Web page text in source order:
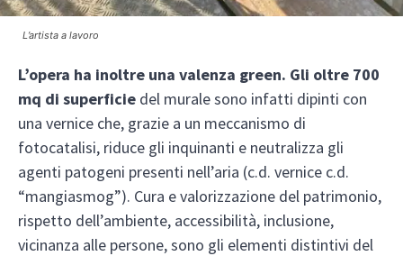
L’artista a lavoro
L’opera ha inoltre una valenza green. Gli oltre 700
mq di superficie del murale sono infatti dipinti con
una vernice che, grazie a un meccanismo di
fotocatalisi, riduce gli inquinanti e neutralizza gli
agenti patogeni presenti nell’aria (c.d. vernice c.d.
“mangiasmog”). Cura e valorizzazione del patrimonio,
rispetto dell’ambiente, accessibilità, inclusione,
vicinanza alle persone, sono gli elementi distintivi del